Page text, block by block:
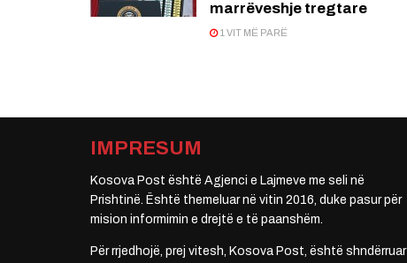
marrëveshje tregtare
1 VIT MË PARË
IMPRESUM
Kosova Post është Agjenci e Lajmeve me seli në
Prishtinë. Është themeluar në vitin 2016, duke pasur për
mision informimin e drejtë e të paanshëm.
Për rrjedhojë, prej vitesh, Kosova Post, është shndërruar